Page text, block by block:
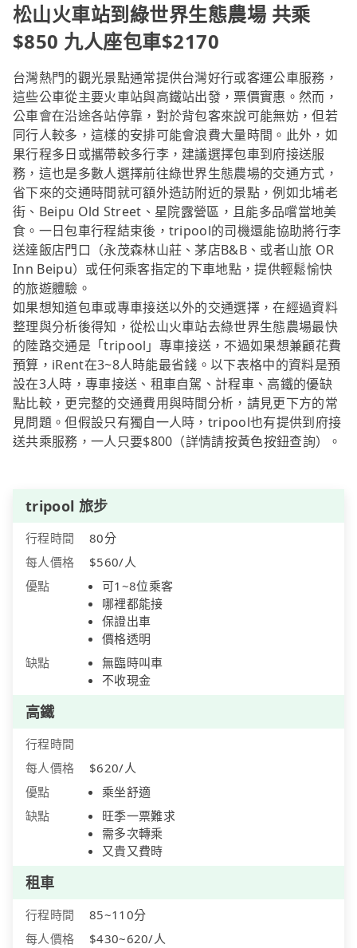
松山火車站到綠世界生態農場 共乘
$850 九人座包車$2170
台灣熱門的觀光景點通常提供台灣好行或客運公車服務，
這些公車從主要火車站與高鐵站出發，票價實惠。然而，
公車會在沿途各站停靠，對於背包客來說可能無妨，但若
同行人較多，這樣的安排可能會浪費大量時間。此外，如
果行程多日或攜帶較多行李，建議選擇包車到府接送服
務，這也是多數人選擇前往綠世界生態農場的交通方式，
省下來的交通時間就可額外造訪附近的景點，例如北埔老
街、Beipu Old Street、星院露營區，且能多品嚐當地美
食。一日包車行程結束後，tripool的司機還能協助將行李
送達飯店門口（永茂森林山莊、茅店B&B、或者山旅 OR
Inn Beipu）或任何乘客指定的下車地點，提供輕鬆愉快
的旅遊體驗。
如果想知道包車或專車接送以外的交通選擇，在經過資料
整理與分析後得知，從松山火車站去綠世界生態農場最快
的陸路交通是「tripool」專車接送，不過如果想兼顧花費
預算，iRent在3~8人時能最省錢。以下表格中的資料是預
設在3人時，專車接送、租車自駕、計程車、高鐵的優缺
點比較，更完整的交通費用與時間分析，請見更下方的常
見問題。但假設只有獨自一人時，tripool也有提供到府接
送共乘服務，一人只要$800（詳情請按黃色按鈕查詢）。
tripool 旅步
行程時間
80分
每人價格
$560/人
優點
可1~8位乘客
哪裡都能接
保證出車
價格透明
缺點
無臨時叫車
不收現金
高鐵
行程時間
每人價格
$620/人
優點
乘坐舒適
缺點
旺季一票難求
需多次轉乘
又貴又費時
租車
行程時間
85~110分
每人價格
$430~620/人